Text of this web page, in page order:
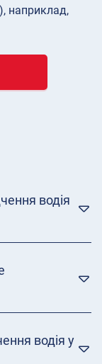
наприклад,
водія
водія у